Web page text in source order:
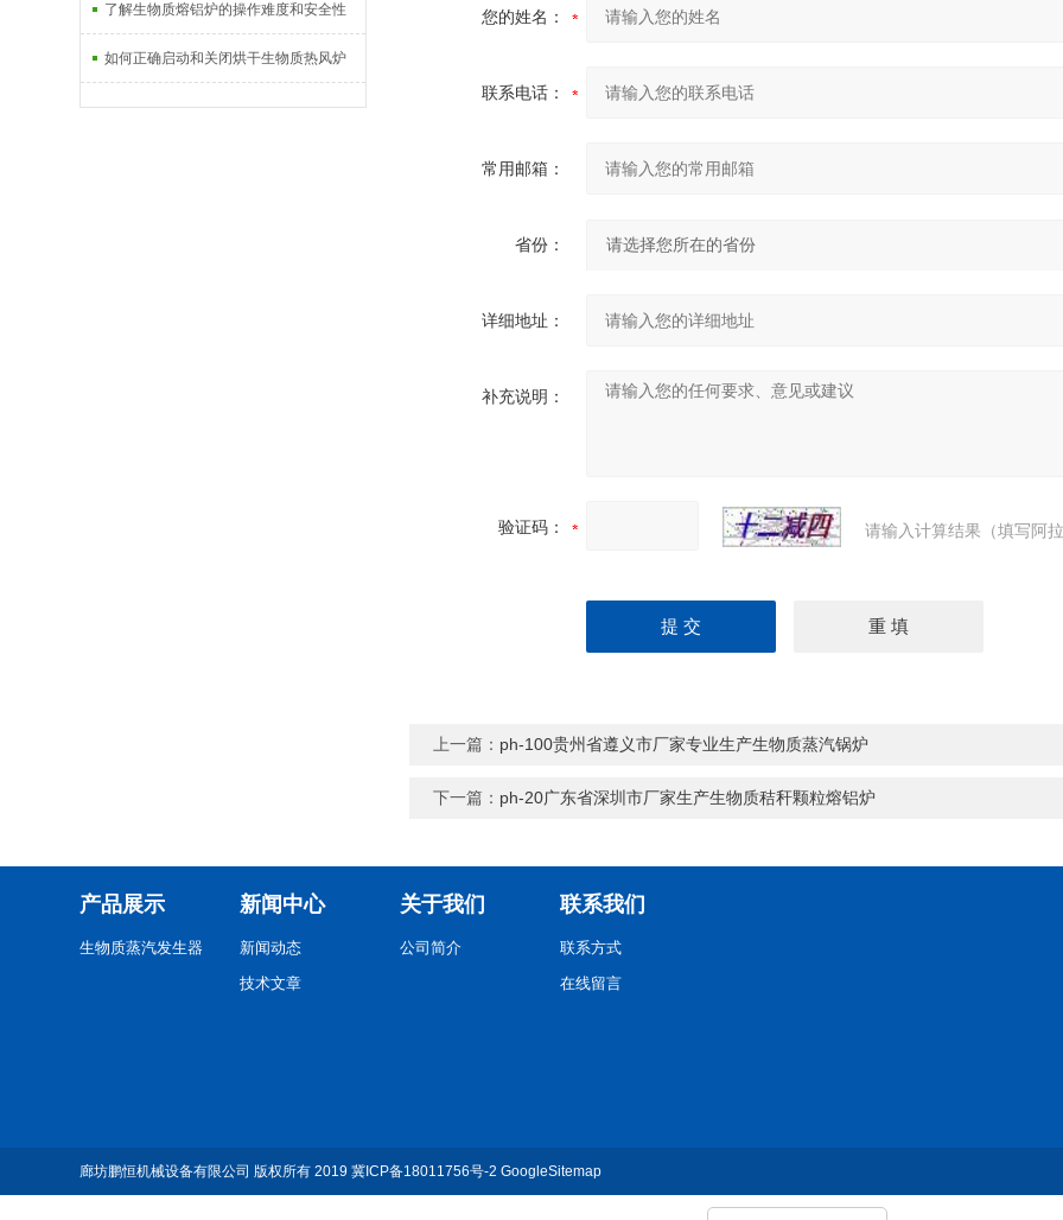
了解生物质熔铝炉的操作难度和安全性
如何正确启动和关闭烘干生物质热风炉
您的姓名：
联系电话：
常用邮箱：
省份：
详细地址：
补充说明：
验证码： 请输入计算结果（填写阿
上一篇： ph-100贵州省遵义市厂家专业生产生物质蒸汽锅炉
下一篇： ph-20广东省深圳市厂家生产生物质秸秆颗粒熔铝炉
产品展示
生物质蒸汽发生器
新闻中心
新闻动态
技术文章
关于我们
公司简介
联系我们
联系方式
在线留言
廊坊鹏恒机械设备有限公司 版权所有 2019冀ICP备18011756号-2 GoogleSitemap